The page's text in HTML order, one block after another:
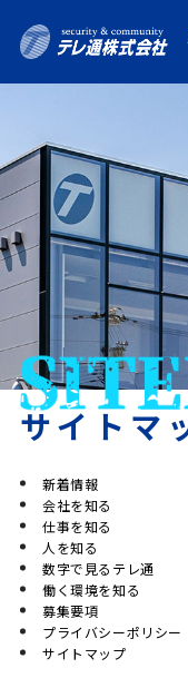
サイトマ
新着情報
会社を知る
仕事を知る
人を知る
数字で見るテレ通
働く環境を知る
募集要項
プライバシーポリシー
サイトマップ